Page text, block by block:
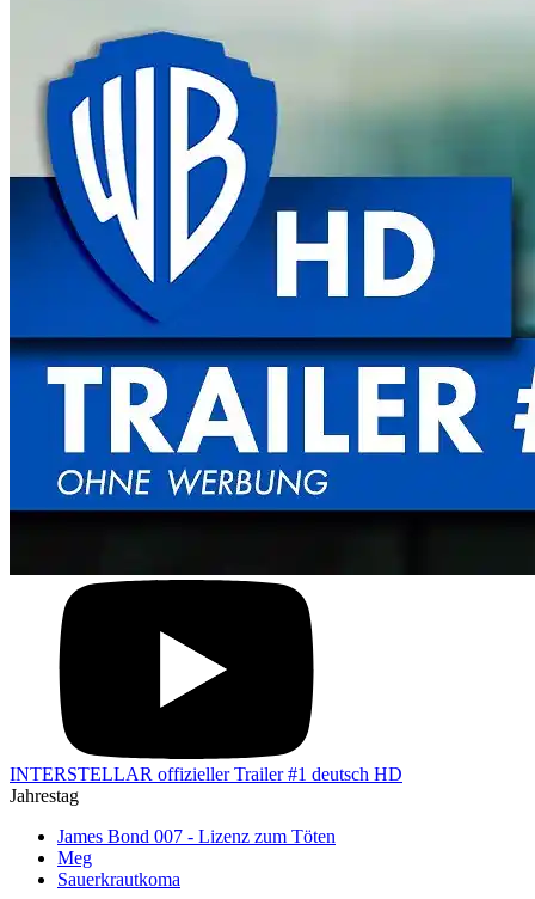
INTERSTELLAR offizieller Trailer #1 deutsch HD
Jahrestag
James Bond 007 - Lizenz zum Töten
Meg
Sauerkrautkoma